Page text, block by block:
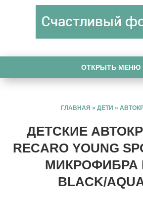
ОТКРЫТЬ МЕНЮ
ГЛАВНАЯ » ДЕТИ »
ДЕТСКИЕ
RECARO YOUNG
МИКРОФИБРА
BLACK/